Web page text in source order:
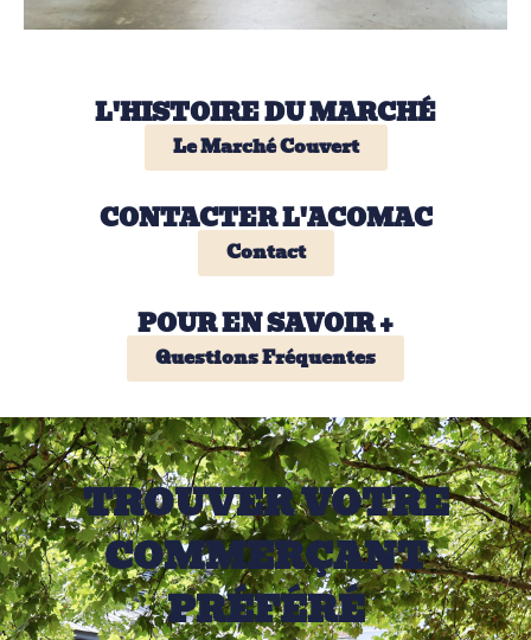
L'HISTOIRE DU MARCHÉ
Le Marché Couvert
CONTACTER L'ACOMAC
Contact
POUR EN SAVOIR +
Questions Fréquentes
TROUVER VOTRE
COMMERÇANT
PRÉFÉRÉ